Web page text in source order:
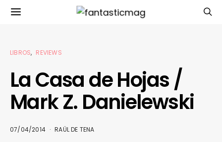
LIBROS REVIEWS
La Casa de Hojas /
Mark Z. Danielewski
07/04/2014 RAÜL DE TENA